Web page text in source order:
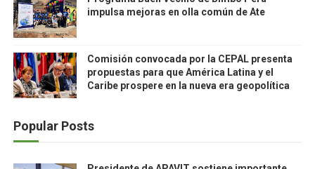
impulsa mejoras en olla común de Ate
Comisión convocada por la CEPAL presenta
propuestas para que América Latina y el
Caribe prospere en la nueva era geopolítica
Popular Posts